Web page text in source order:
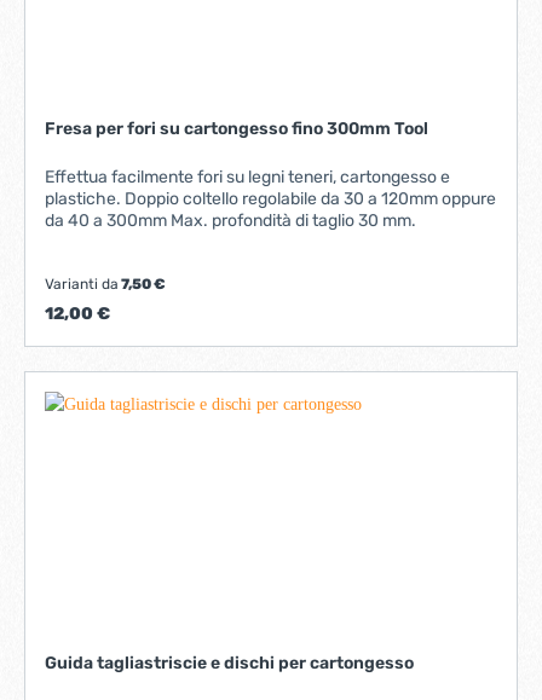
Fresa per fori su cartongesso fino 300mm Tool
Effettua facilmente fori su legni teneri, cartongesso e
plastiche. Doppio coltello regolabile da 30 a 120mm oppure
da 40 a 300mm Max. profondità di taglio 30 mm.
Varianti da 7,50 €
12,00 €
Guida tagliastriscie e dischi per cartongesso